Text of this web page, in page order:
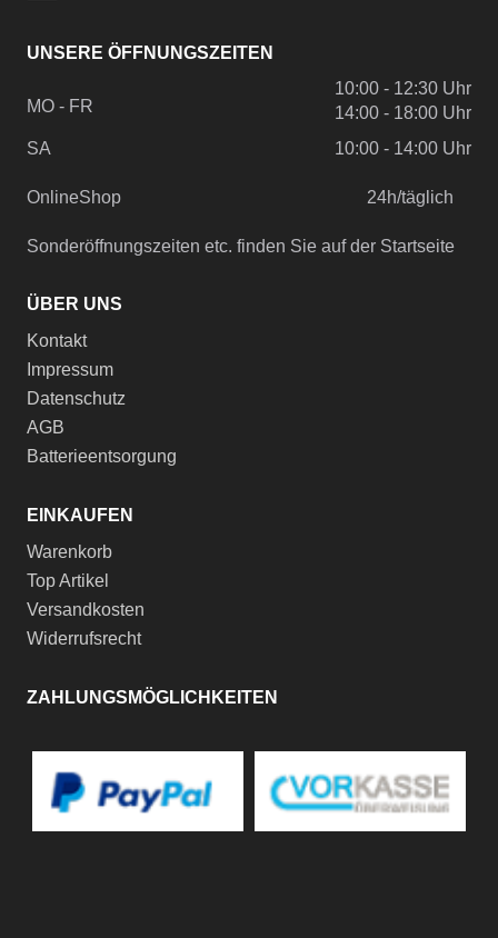
UNSERE ÖFFNUNGSZEITEN
MO - FR
10:00 - 12:30 Uhr
14:00 - 18:00 Uhr
SA
10:00 - 14:00 Uhr
OnlineShop 24h/täglich
Sonderöffnungszeiten etc. finden Sie auf der Startseite
ÜBER UNS
Kontakt
Impressum
Datenschutz
AGB
Batterieentsorgung
EINKAUFEN
Warenkorb
Top Artikel
Versandkosten
Widerrufsrecht
ZAHLUNGSMÖGLICHKEITEN